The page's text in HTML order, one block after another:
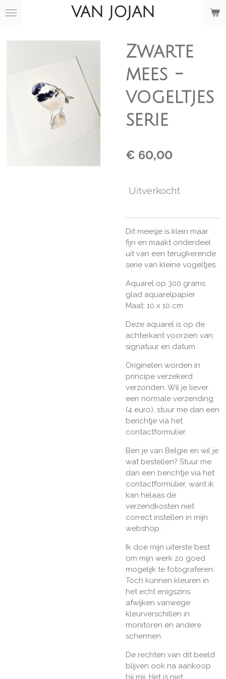
Ga
de
VAN JOJAN
Zwarte
mees -
vogeltjes
serie
€ 60,00
Uitverkocht
Dit meesje is klein maar
fijn en maakt onderdeel
uit van een terugkerende
serie van kleine vogeltjes.
Aquarel op 300 grams
glad aquarelpapier
Maat: 10 x 10 cm
Deze aquarel is op de
achterkant voorzien van
signatuur en datum.
Originelen worden in
principe verzekerd
verzonden. Wil je liever
een normale verzending
(4 euro), stuur me dan een
berichtje via het
contactformulier.
Ben je van Belgie en wil je
wat bestellen? Stuur me
dan een berichtje via het
contactformulier, want ik
kan helaas de
verzendkosten niet
correct instellen in mijn
webshop.
Ik doe mijn uiterste best
om mijn werk zo goed
mogelijk te fotograferen.
Toch kunnen kleuren in
het echt enigszins
afwijken vanwege
kleurverschillen in
monitoren en andere
schermen.
De rechten van dit beeld
blijven ook na aankoop
bij mij. Het is niet